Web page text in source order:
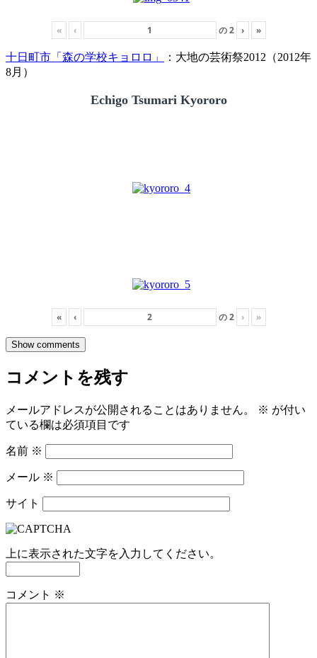
« ‹ の2 › »
十日町市「森の学校キョロロ」
：大地の芸術祭2012（2012年
8月）
Echigo Tsumari Kyororo
« ‹ の2 › »
Show comments
コメントを残す
メールアドレスが公開されることはありません。 ※ が付い
ている欄は必須項目です
名前 ※
メール ※
サイト
上に表示された文字を入力してください。
コメント ※